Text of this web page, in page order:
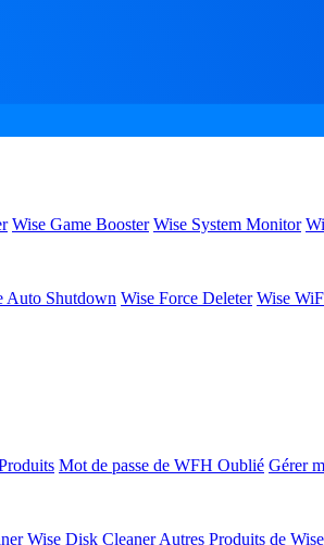
Wise Game Booster Wise System Monitor
Auto Shutdown Wise Force Deleter Wise
Mot de passe de WFH Oublié Gérer
Wise Disk Cleaner Autres Produits de